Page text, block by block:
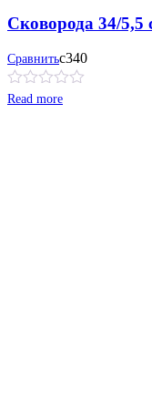
Сковорода 34/5,5
Сравнитьс340
Read more